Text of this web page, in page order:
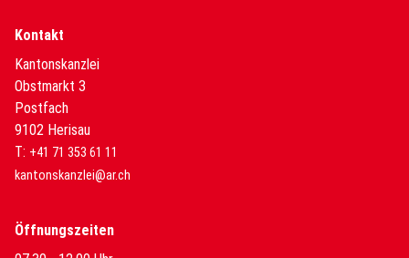
Kontakt
Kantonskanzlei
Obstmarkt 3
Postfach
9102 Herisau
T: +41 71 353 61 11
kantonskanzlei@ar.ch
Öffnungszeiten